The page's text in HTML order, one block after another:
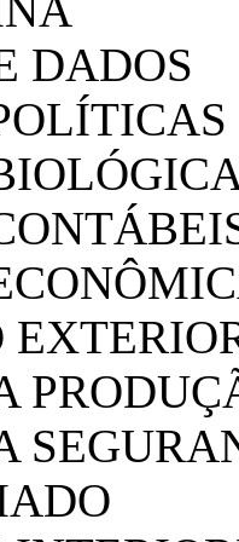
DADOS